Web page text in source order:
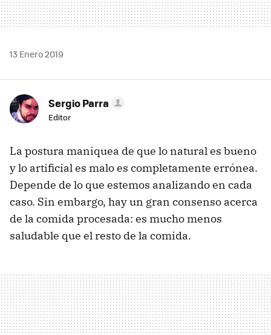
13 Enero 2019
Sergio Parra
Editor
La postura maniquea de que lo natural es bueno
y lo artificial es malo es completamente errónea.
Depende de lo que estemos analizando en cada
caso. Sin embargo, hay un gran consenso acerca
de la comida procesada: es mucho menos
saludable que el resto de la comida.